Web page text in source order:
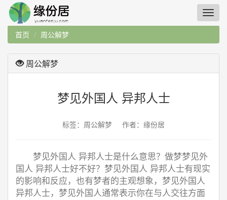
首页 周公解梦
周公解梦
梦见外国人 异邦人士
标签：周公解梦 作者：缘份居
梦见外国人 异邦人士是什么意思？做梦梦见外
国人 异邦人士好不好？梦见外国人 异邦人士有现实
的影响和反应，也有梦者的主观想象，梦见外国人
异邦人士，梦见外国人通常表示你在与人交往方面